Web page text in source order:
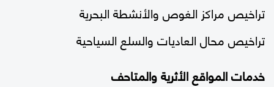
تراخيص مراكز الغوص والأنشطة البحرية
تراخيص محال العاديات والسلع السياحية
خدمات المواقع الأثرية والمتاحف